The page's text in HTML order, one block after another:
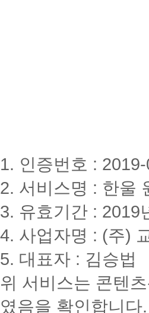
1. 인증번호 :
2. 서비스명 : 한울
3. 유효기간 : 2019
4. 사업자명 : (주)
5. 대표자 : 김승법
위 서비스는 콘텐
였음을 확인합니다.